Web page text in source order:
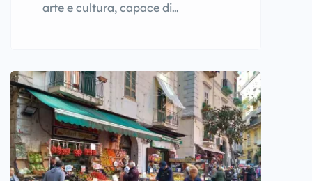
arte e cultura, capace di
Palazzo Reale di Napoli, una
residenza storica che racconta
secoli di dominazioni e regni.
Situato nella maestosa Piazza del
Plebiscito, è stato la dimora di
viceré, re borbonici e,